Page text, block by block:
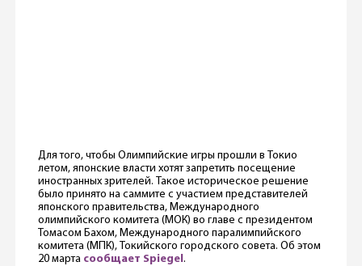
Для того, чтобы Олимпийские игры прошли в Токио
летом, японские власти хотят запретить посещение
иностранных зрителей. Такое историческое решение
было принято на саммите с участием представителей
японского правительства, Международного
олимпийского комитета (МОК) во главе с президентом
Томасом Бахом, Международного паралимпийского
комитета (МПК), Токийского городского совета. Об этом
20 марта сообщает Spiegel .